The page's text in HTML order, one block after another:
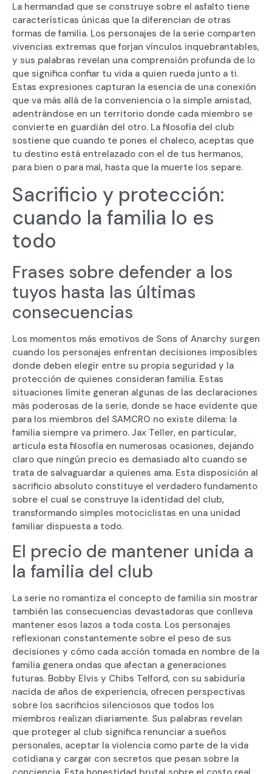
La hermandad que se construye sobre el asfalto tiene
características únicas que la diferencian de otras
formas de familia. Los personajes de la serie comparten
vivencias extremas que forjan vínculos inquebrantables,
y sus palabras revelan una comprensión profunda de lo
que significa confiar tu vida a quien rueda junto a ti.
Estas expresiones capturan la esencia de una conexión
que va más allá de la conveniencia o la simple amistad,
adentrándose en un territorio donde cada miembro se
convierte en guardián del otro. La filosofía del club
sostiene que cuando te pones el chaleco, aceptas que
tu destino está entrelazado con el de tus hermanos,
para bien o para mal, hasta que la muerte los separe.
Sacrificio y protección:
cuando la familia lo es
todo
Frases sobre defender a los
tuyos hasta las últimas
consecuencias
Los momentos más emotivos de Sons of Anarchy surgen
cuando los personajes enfrentan decisiones imposibles
donde deben elegir entre su propia seguridad y la
protección de quienes consideran familia. Estas
situaciones límite generan algunas de las declaraciones
más poderosas de la serie, donde se hace evidente que
para los miembros del SAMCRO no existe dilema: la
familia siempre va primero. Jax Teller, en particular,
articula esta filosofía en numerosas ocasiones, dejando
claro que ningún precio es demasiado alto cuando se
trata de salvaguardar a quienes ama. Esta disposición al
sacrificio absoluto constituye el verdadero fundamento
sobre el cual se construye la identidad del club,
transformando simples motociclistas en una unidad
familiar dispuesta a todo.
El precio de mantener unida a
la familia del club
La serie no romantiza el concepto de familia sin mostrar
también las consecuencias devastadoras que conlleva
mantener esos lazos a toda costa. Los personajes
reflexionan constantemente sobre el peso de sus
decisiones y cómo cada acción tomada en nombre de la
familia genera ondas que afectan a generaciones
futuras. Bobby Elvis y Chibs Telford, con su sabiduría
nacida de años de experiencia, ofrecen perspectivas
sobre los sacrificios silenciosos que todos los
miembros realizan diariamente. Sus palabras revelan
que proteger al club significa renunciar a sueños
personales, aceptar la violencia como parte de la vida
cotidiana y cargar con secretos que pesan sobre la